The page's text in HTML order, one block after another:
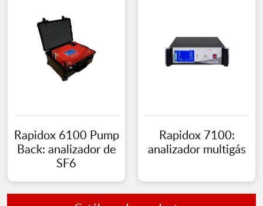
Rapidox 6100 Pump
Back: analizador de
SF6
Rapidox 7100:
analizador multigás